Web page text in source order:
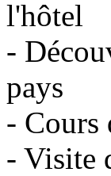
l'hôtel
-
pays
- Cours
- Visite